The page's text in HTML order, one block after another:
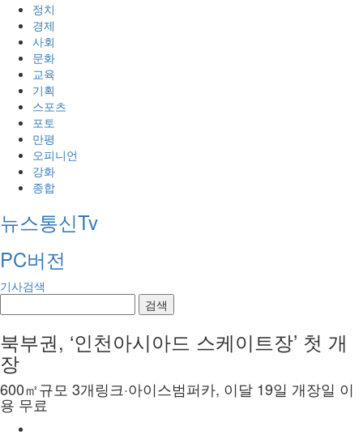
정치
경제
사회
문화
교육
기획
스포츠
포토
만평
오피니언
강화
종합
뉴스통신Tv
PC버전
기사검색
검색
북부권, ‘인천아시아드 스케이트장’ 첫 개
장
600㎡규모 3개링크·아이스범퍼카, 이달 19일 개장일 이
용 무료